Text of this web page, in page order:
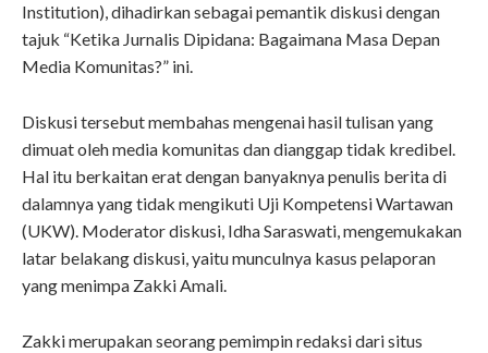
Institution), dihadirkan sebagai pemantik diskusi dengan
tajuk “Ketika Jurnalis Dipidana: Bagaimana Masa Depan
Media Komunitas?” ini.
Diskusi tersebut membahas mengenai hasil tulisan yang
dimuat oleh media komunitas dan dianggap tidak kredibel.
Hal itu berkaitan erat dengan banyaknya penulis berita di
dalamnya yang tidak mengikuti Uji Kompetensi Wartawan
(UKW). Moderator diskusi, Idha Saraswati, mengemukakan
latar belakang diskusi, yaitu munculnya kasus pelaporan
yang menimpa Zakki Amali.
Zakki merupakan seorang pemimpin redaksi dari situs